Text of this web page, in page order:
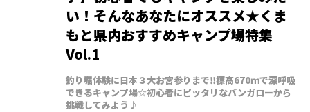
い！そんなあなたにオススメ★くま
もと県内おすすめキャンプ場特集
Vol.1
釣り堀体験に日本３大お宮参りまで‼標高670ｍで深呼吸
できるキャンプ場☆初心者にピッタリなバンガローから
挑戦してみよう♪